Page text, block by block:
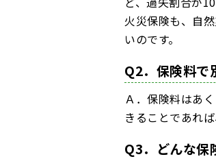
火災保険も、自
いのです。
Q2．保険料で
Ａ．保険料はあ
きることであれ
Q3．どんな保